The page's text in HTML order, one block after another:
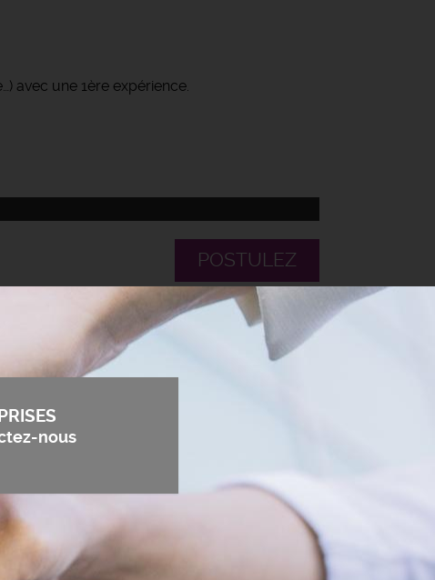
avec une 1ère expérience.
POSTULEZ
nous